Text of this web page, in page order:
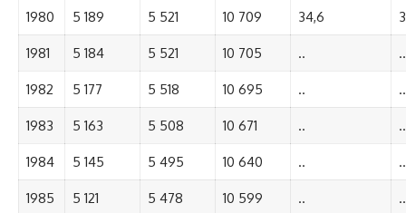
1980 5 189 5 521 10 709 34,6
1981 5 184 5 521 10 705 .. ..
1982 5 177 5 518 10 695 .. ..
1983 5 163 5 508 10 671 .. ..
1984 5 145 5 495 10 640 .. ..
1985 5 121 5 478 10 599 .. ..